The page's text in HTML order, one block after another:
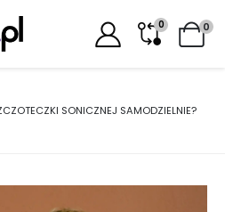
0 0
SONICZNEJ SAMODZIELNIE?